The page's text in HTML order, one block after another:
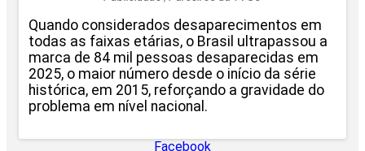
Quando considerados desaparecimentos em
todas as faixas etárias, o Brasil ultrapassou a
marca de 84 mil pessoas desaparecidas em
2025, o maior número desde o início da série
histórica, em 2015, reforçando a gravidade do
problema em nível nacional.
Facebook